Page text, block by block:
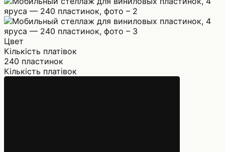
Цвет
Кількість платівок
240 пластинок
Кількість платівок